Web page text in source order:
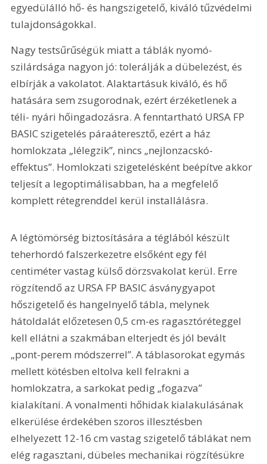
egyedülálló hő- és hangszigetelő, kiváló tűzvédelmi
tulajdonságokkal.
Nagy testsűrűségük miatt a táblák nyomó­
szilárdsága nagyon jó: tolerálják a dübelezést, és
elbírják a vakolatot. Alaktartásuk kiváló, és hő
hatására sem zsugorodnak, ezért érzéketlenek a
téli- nyári hőingadozásra. A fenntartható URSA FP
BASIC szigetelés páraáteresztő, ezért a ház
homlokzata „lélegzik”, nincs „nejlonzacskó-
effektus”. Homlokzati szigetelésként beépítve akkor
teljesít a legoptimálisabban, ha a megfelelő
komplett rétegrenddel kerül installálásra.
A légtömörség biztosítására a téglából készült
teherhordó falszerkezetre elsőként egy fél
centiméter vastag külső dörzsvakolat kerül. Erre
rögzítendő az URSA FP BASIC ásványgyapot
hőszigetelő és hangelnyelő tábla, melynek
hátoldalát előzetesen 0,5 cm-es ragasztóréteggel
kell ellátni a szakmában elterjedt és jól bevált
„pont-perem módszerrel”. A táblasorokat egymás
mellett kötésben eltolva kell felrakni a
homlokzatra, a sarkokat pedig „fogazva”
kialakítani. A vonalmenti hőhidak kialakulásának
elkerülése érdekében szoros illesztésben
elhelyezett 12-16 cm vastag szigetelő táblákat nem
elég ragasztani, dübeles mechanikai rögzí­tésükre